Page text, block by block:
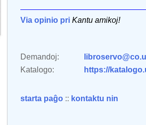
Via opinio pri Kantu amikoj!
Demandoj:
Katalogo:
https://
starta paĝo :: kontaktu nin